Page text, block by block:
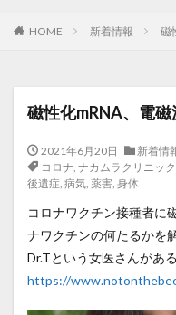
HOME 新着情報 磁
磁性化mRNA、電
2021年6月20日
新着情
コロナ, ナカムラクリニック
後遺症, 病気, 薬害, 身体
コロナワクチン接種者に
ナワクチンの何たるかを
Dr.Tという女医さんがあ
https://